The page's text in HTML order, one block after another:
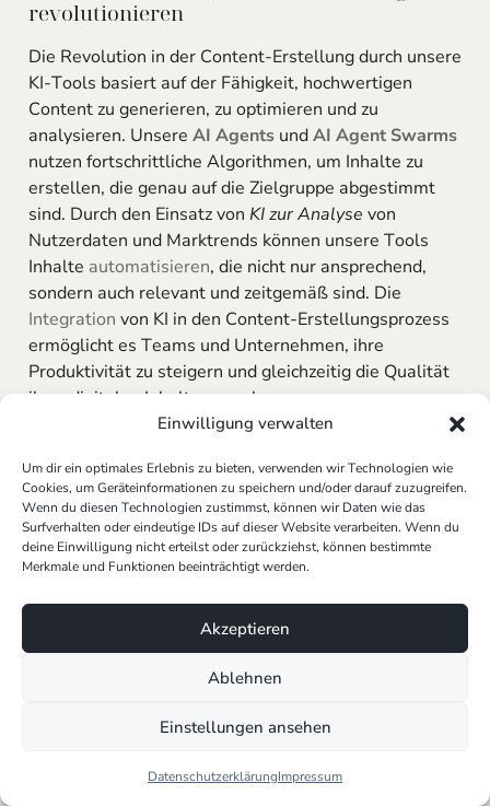
Einwilligung verwalten
Um dir ein optimales Erlebnis zu bieten, verwenden wir Technologien wie
Cookies, um Geräteinformationen zu speichern und/oder darauf zuzugreifen.
Wenn du diesen Technologien zustimmst, können wir Daten wie das
Surfverhalten oder eindeutige IDs auf dieser Website verarbeiten. Wenn du
deine Einwilligung nicht erteilst oder zurückziehst, können bestimmte
Merkmale und Funktionen beeinträchtigt werden.
Akzeptieren
Ablehnen
Einstellungen ansehen
DatenschutzerklärungImpressum
revolutionieren
Die Revolution in der Content-Erstellung durch unsere
KI-Tools basiert auf der Fähigkeit, hochwertigen
Content zu generieren, zu optimieren und zu
analysieren. Unsere AI AgentsundAI Agent Swarms
nutzen fortschrittliche Algorithmen, um Inhalte zu
erstellen, die genau auf die Zielgruppe abgestimmt
sind. Durch den Einsatz von KI zur Analyse von
Nutzerdaten und Marktrends können unsere Tools
Inhalte automatisieren, die nicht nur ansprechend,
sondern auch relevant und zeitgemäß sind. Die
Integration von KI in den Content-Erstellungsprozess
ermöglicht es Teams und Unternehmen, ihre
Produktivität zu steigern und gleichzeitig die Qualität
ihrer digitalen Inhalte zu verbessern.
Vergleich der Funktionen und
Einsatzmöglichkeiten
Im Vergleich zu Standardlösungen wie ChatGPT oder
Jasper bieten unsere individuell entwickelten KI-Tools
eine Reihe von Vorteilen. Während kostenlose KI-
Anforderungen zu erfüllen. Beispielsweise ermöglicht
KI-gestützte Marketing & Content
, Inhalte basierend auf detaillierten
Nutzerprofilen und -präferenzen zu personalisieren.
&
ausgelegt, mit Nutzern in einer natürlichen und